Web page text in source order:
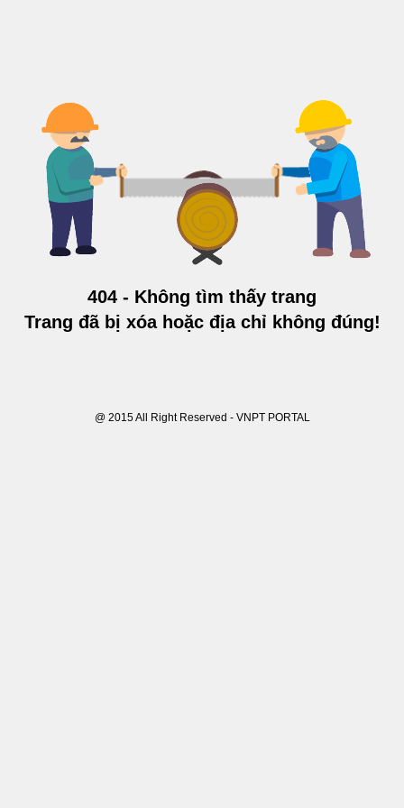
404 - Không tìm thấy trang
Trang đã bị xóa hoặc địa chỉ không đúng!
@ 2015 All Right Reserved - VNPT PORTAL